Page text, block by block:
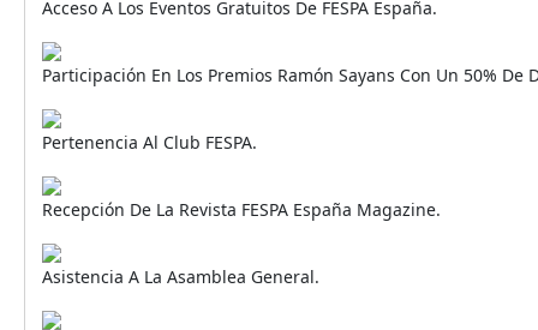
Acceso A Los Eventos Gratuitos De FESPA España.
Participación En Los Premios Ramón Sayans Con Un 50% De
Pertenencia Al Club FESPA.
Recepción De La Revista FESPA España Magazine.
Asistencia A La Asamblea General.